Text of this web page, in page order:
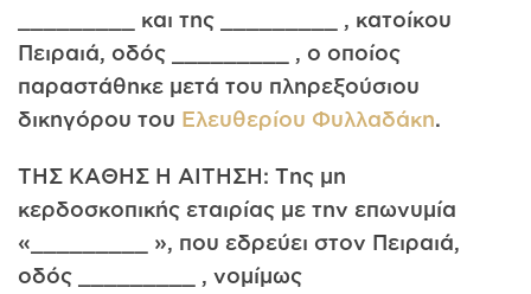
_________ και της _________ , κατοίκου
Πειραιά, οδός _________ , ο οποίος
παραστάθηκε μετά του πληρεξούσιου
δικηγόρου του Ελευθερίου Φυλλαδάκη.
ΤΗΣ ΚΑΘΗΣ Η ΑΙΤΗΣΗ: Της μη
κερδοσκοπικής εταιρίας με την επωνυμία
«_________ », που εδρεύει στον Πειραιά,
οδός _________ , νομίμως